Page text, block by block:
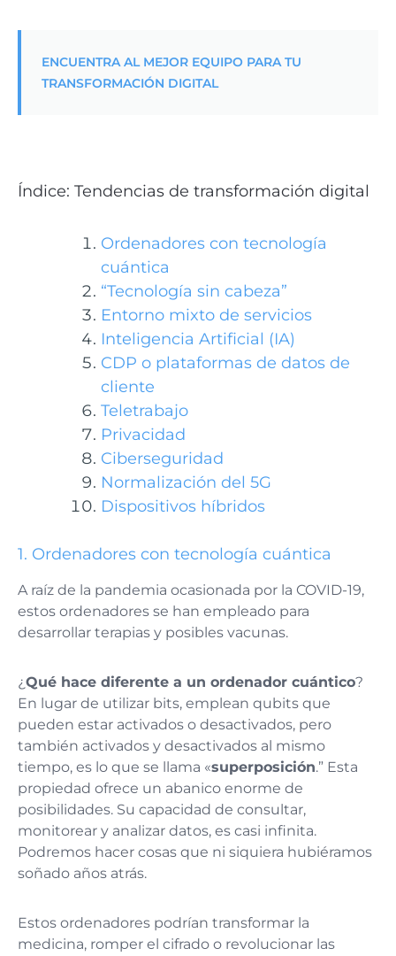
ENCUENTRA AL MEJOR EQUIPO PARA TU
TRANSFORMACIÓN DIGITAL
Índice: Tendencias de transformación digital
Ordenadores con tecnología
cuántica
“Tecnología sin cabeza”
Entorno mixto de servicios
Inteligencia Artificial (IA)
CDP o plataformas de datos de
cliente
Teletrabajo
Privacidad
Ciberseguridad
Normalización del 5G
Dispositivos híbridos
1. Ordenadores con tecnología cuántica
A raíz de la pandemia ocasionada por la COVID-19,
estos ordenadores se han empleado para
desarrollar terapias y posibles vacunas.
¿Qué hace diferente a un ordenador cuántico?
En lugar de utilizar bits, emplean qubits que
pueden estar activados o desactivados, pero
también activados y desactivados al mismo
tiempo, es lo que se llama «superposición.” Esta
propiedad ofrece un abanico enorme de
posibilidades. Su capacidad de consultar,
monitorear y analizar datos, es casi infinita.
Podremos hacer cosas que ni siquiera hubiéramos
soñado años atrás.
Estos ordenadores podrían transformar la
medicina, romper el cifrado o revolucionar las